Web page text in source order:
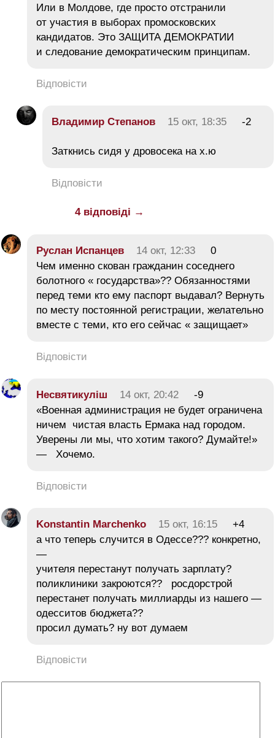
Или в Молдове, где просто отстранили
от участия в выборах промосковских
кандидатов. Это ЗАЩИТА ДЕМОКРАТИИ
и следование демократическим принципам.
Відповісти
Владимир Степанов 15 окт, 18:35 -2
Заткнись сидя у дровосека на х.ю
Відповісти
4 відповіді →
Руслан Испанцев 14 окт, 12:33
0
Чем именно скован гражданин соседнего
болотного « государства»?? Обязанностями
перед теми кто ему паспорт выдавал? Вернуть
по месту постоянной регистрации, желательно
вместе с теми, кто его сейчас « защищает»
Відповісти
Несвятикуліш 14 окт, 20:42
-9
«Военная администрация не будет ограничена
ничем чистая власть Ермака над городом.
Уверены ли мы, что хотим такого? Думайте!»
— Хочемо.
Відповісти
Konstantin Marchenko 15 окт, 16:15
+4
а что теперь случится в Одессе??? конкретно,
—
учителя перестанут получать зарплату?
поликлиники закроются?? росдорстрой
перестанет получать миллиарды из нашего —
одесситов бюджета??
просил думать? ну вот думаем
Відповісти